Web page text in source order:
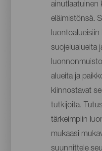
ainutlaatuinen
eläimistönsä.
suojelualueita
alueita ja
kiinnostavat
tutkijoita.
tärkeimpiin
mukaasi
suunnittele